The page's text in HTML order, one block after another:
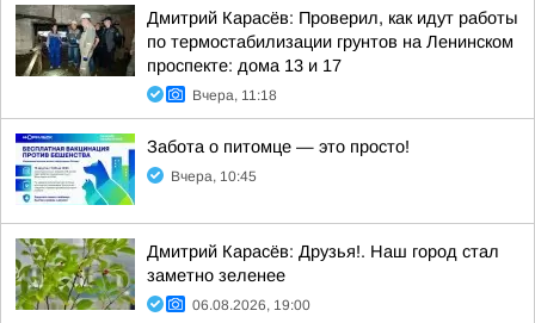
Дмитрий Карасёв: Проверил, как идут работы
по термостабилизации грунтов на Ленинском
проспекте: дома 13 и 17
Вчера, 11:18
Забота о питомце — это просто!
Вчера, 10:45
Дмитрий Карасёв: Друзья!. Наш город стал
заметно зеленее
06.08.2026, 19:00